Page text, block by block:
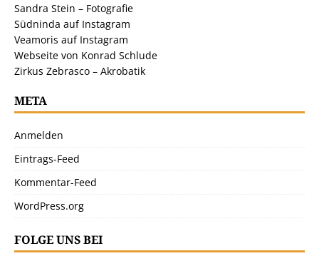
Sandra Stein – Fotografie
Südninda auf Instagram
Veamoris auf Instagram
Webseite von Konrad Schlude
Zirkus Zebrasco – Akrobatik
META
Anmelden
Eintrags-Feed
Kommentar-Feed
WordPress.org
FOLGE UNS BEI